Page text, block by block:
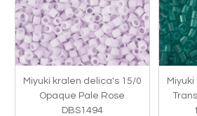
Miyuki kralen delica's 15/0
Opaque Pale Rose
DBS1494